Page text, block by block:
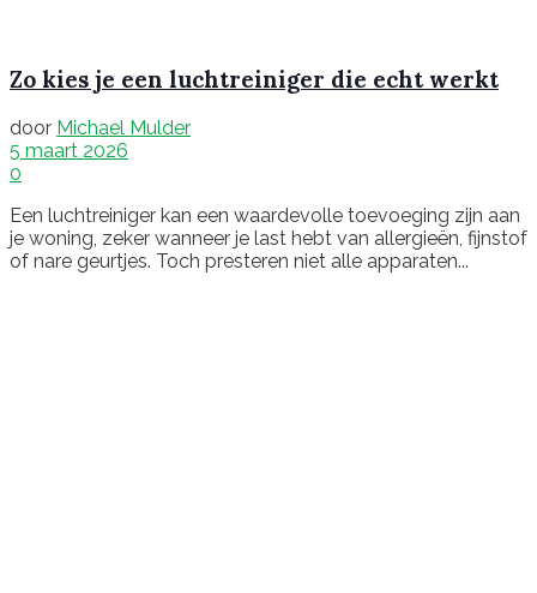
Zo kies je een luchtreiniger die echt werkt
door Michael Mulder
5 maart 2026
0
Een luchtreiniger kan een waardevolle toevoeging zijn aan
je woning, zeker wanneer je last hebt van allergieën, fijnstof
of nare geurtjes. Toch presteren niet alle apparaten...